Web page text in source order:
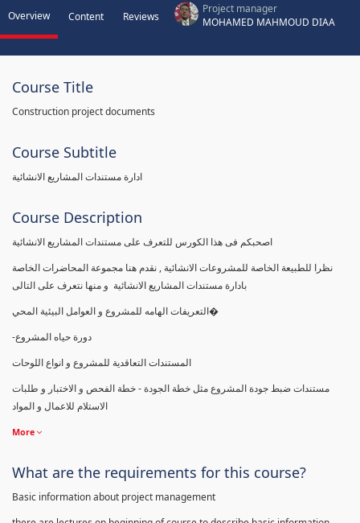
Overview Content Reviews
Project manager
MOHAMED MAHMOUD DIAA
Course Title
Construction project documents
Course Subtitle
ادارة مستندات المشاريع الانشائية
Course Description
نظرا للطبيعة الخاصة للمشروعات الانشائية , نقدم هنا مجموعة المحاضرات الخاصة
التعريفات الهامه للمشروع و العوامل البيئية المحي�
مستندات ضبط جودة المشروع مثل خطة الجودة - خطة الفحص و الاختبار و طلبات
الاستلام للاعمال و المواد
More
What are the requirements for this course?
Basic information about project management